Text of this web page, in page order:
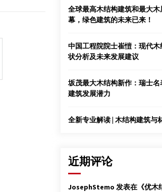
南京林业大学白马基地正式对本科生开放教
2015年4月16日
《木材工业》
2012年2月11日
石峰秘书长：建立健全木屋木结构产业诚信体
全球最高木结构建筑和最大
幕，绿色建筑的未来已来！
中国工程院院士崔愷：现代
状分析及未来发展建议
坂茂最大木结构新作：瑞士
建筑发展潜力
全新专业解读 | 木结构建筑与
近期评论
JosephStemo 发表在《优木